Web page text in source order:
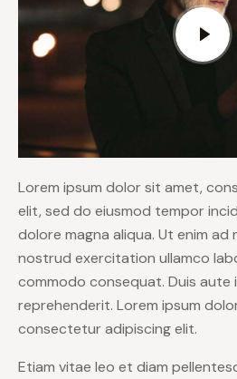
Lorem ipsum dolor sit amet,
elit, sed do eiusmod tempor
dolore magna aliqua. Ut enim ad
nostrud exercitation ullamco
commodo consequat. Duis aute
reprehenderit. Lorem ipsum
consectetur adipiscing elit.
Etiam vitae leo et diam